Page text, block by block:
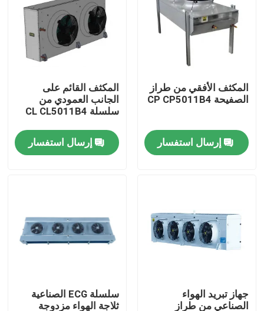
منتجات
معلومات عنا
جولة في المصنع
اتصل بنا
القضايا
مبخر غرفة التبريد
المكثف الأفقي من طراز
الصفيحة CP CP5011B4
إرسال استفسار
المكثف القائم على
الجانب العمودي من
سلسلة CL CL5011B4
إرسال استفسار
جهاز تبريد الهواء
الصناعي من طراز
سلسلة ECG الصناعية
ثلاجة الهواء مزدوجة